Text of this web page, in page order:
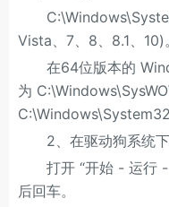
Vista、7、8、8.1、10)。
在64位版本的
为
2、在驱动狗系统下
打开 “开始 - 运行 -
后回车。